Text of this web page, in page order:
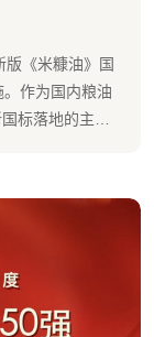
《米糠油》国
作为国内粮油
标落地的主要